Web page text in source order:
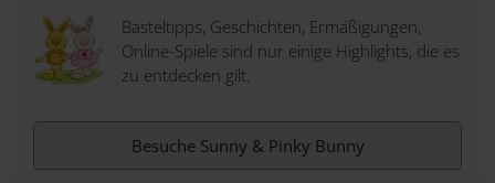
Gratis Outdoor-Leih-Kinderwagen,
Babybadewanne, Kinderhochsitz, WC Aufsatz
und Treppchen sind im Office am
Chaletgelände erhältlich, Betreuung und
Aktivangebote in der Sonnentherme für Babys
Basteltipps, Geschichten, Ermäßigungen,
Online-Spiele sind nur einige Highlights, die es
zu entdecken gilt.
Besuche Sunny & Pinky Bunny